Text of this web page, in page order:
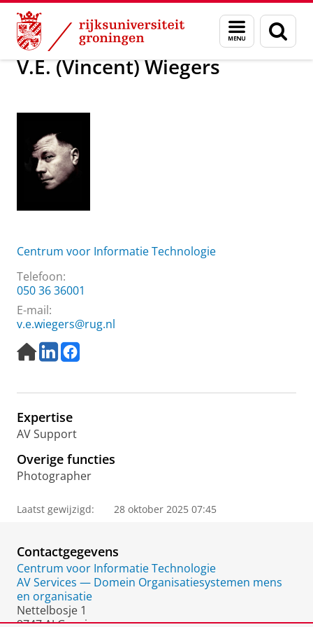
Skip
Content
Skip
Navigation
Menu
en
zoeken
Over ons V.E. (Vincent) Wiegers
V.E. (Vincent) Wiegers
Centrum voor Informatie Technologie
Telefoon:
050 36 36001
E-mail:
v.e.wiegers@rug.nl
H
o
e
a
g
L
i
k
d
I
e
Expertise
AV Support
Overige functies
Photographer
Laatst gewijzigd: 28 oktober 2025 07:45
Contactgegevens
Centrum voor Informatie Technologie
AV Services — Domein Organisatiesystemen mens
en organisatie
Nettelbosje 1